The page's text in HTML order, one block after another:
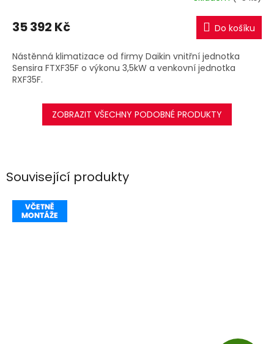
Související produkty
M
A
35 392 Kč Do košíku
Nástěnná klimatizace od firmy Daikin vnitřní jednotka
Sensira FTXF35F o výkonu 3,5kW a venkovní jednotka
RXF35F.
ZOBRAZIT VŠECHNY PODOBNÉ PRODUKTY